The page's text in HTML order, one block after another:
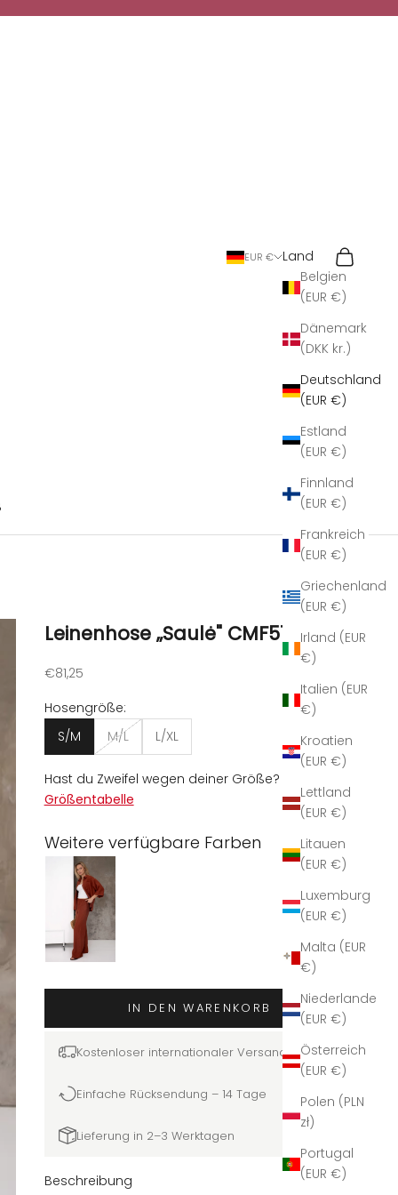
EUR €
Land
Belgien
(EUR €)
Dänemark
(DKK kr.)
Deutschland
(EUR €)
Estland
(EUR €)
Finnland
(EUR €)
Frankreich
(EUR €)
Griechenland
(EUR €)
Irland (EUR
€)
Italien (EUR
€)
Kroatien
(EUR €)
Lettland
(EUR €)
Litauen
(EUR €)
Luxemburg
(EUR €)
Malta (EUR
€)
Niederlande
(EUR €)
Österreich
(EUR €)
Polen (PLN
zł)
Portugal
(EUR €)
Suchen
Leinenhose „Saulė" CMF576-9
Angebot
€81,25
Hosengröße:
S/M
M/L L/XL
Hast du Zweifel wegen deiner Größe?
Größentabelle
Weitere verfügbare Farben
IN DEN WARENKORB
Kostenloser internationaler Versand
Einfache Rücksendung – 14 Tage
Lieferung in 2–3 Werktagen
Beschreibung